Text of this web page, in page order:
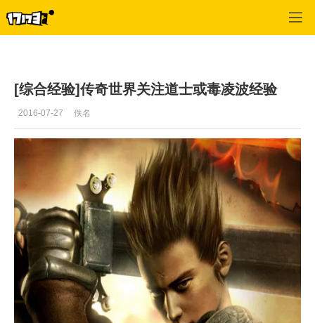
[综合经验]传奇世界关注道士或毒凌波经验
2016-07-27 佚名